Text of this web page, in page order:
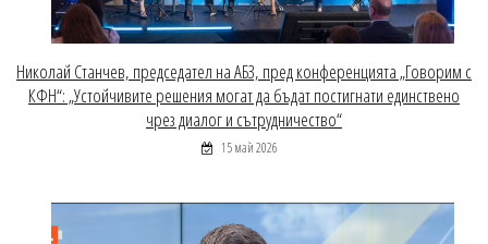
Николай Станчев, председател на АБЗ, пред конференцията „Говорим с
КФН“: „Устойчивите решения могат да бъдат постигнати единствено
чрез диалог и сътрудничество“
15 май 2026